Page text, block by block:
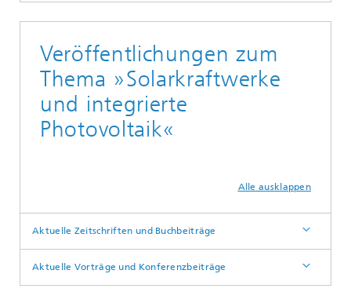
Veröffentlichungen zum
Thema »Solarkraftwerke
und integrierte
Photovoltaik«
Alle ausklappen
Aktuelle Zeitschriften und Buchbeiträge
Aktuelle Vorträge und Konferenzbeiträge